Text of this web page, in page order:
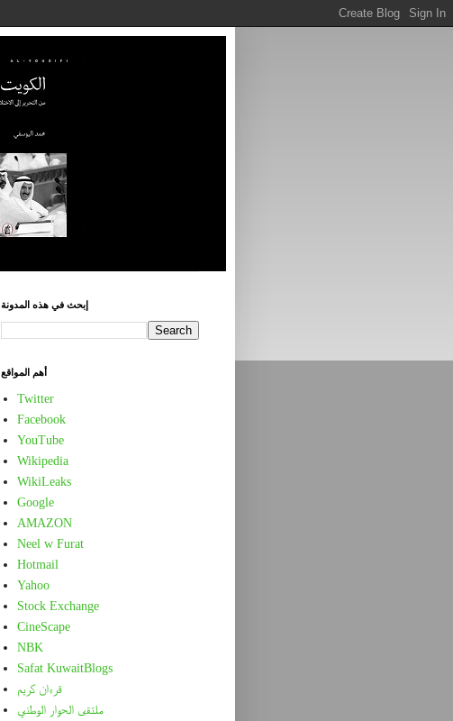
إبحث في هذه المدونة
أهم المواقع
Twitter
Facebook
YouTube
Wikipedia
WikiLeaks
Google
AMAZON
Neel w Furat
Hotmail
Yahoo
Stock Exchange
CineScape
NBK
Safat KuwaitBlogs
قرءان كريم
ملتقى الحوار الوطني